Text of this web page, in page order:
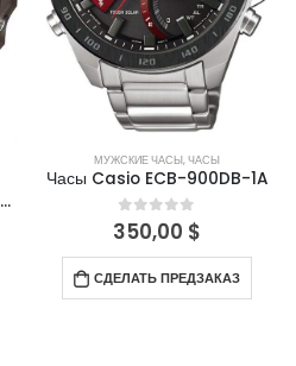
Часы Casio GA-2100K-5AER
МУЖСКИЕ ЧАСЫ,ЧАСЫ
Часы Casio ECB-900DB-1A
0out of 5
350,00 $
СДЕЛАТЬ ПРЕДЗАКАЗ